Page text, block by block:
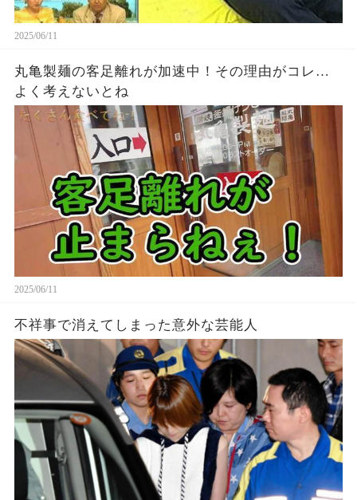
2025/06/11
丸亀製麺の客足離れが加速中！その理由がコレ…
よく考えないとね
2025/06/11
不祥事で消えてしまった意外な芸能人